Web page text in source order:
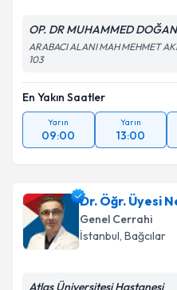
OP. DR MUHAMMED
ARABACI ALANI MAH MEHMET
103
En Yakın Saatler
Yarın
09:00
Yarın
13:00
Dr. Öğr. Üyesi
Genel Cerrahi
İstanbul, Bağcılar
Atlas Üniversitesi Hastanesi